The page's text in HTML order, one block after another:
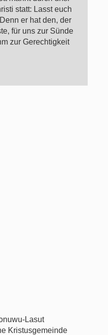
statt: Lasst euch
er hat den, der
für uns zur Sünde
zur Gerechtigkeit
Lasut
Kristusgemeinde